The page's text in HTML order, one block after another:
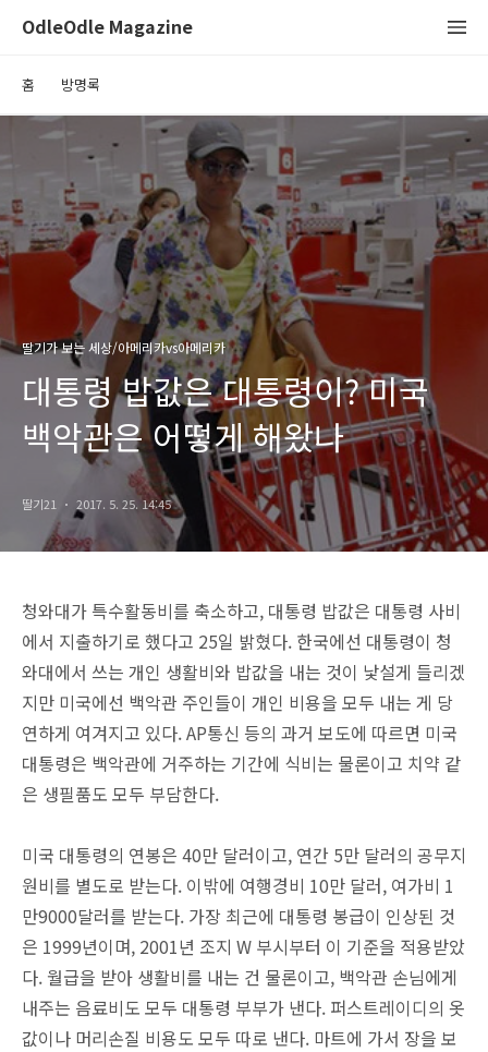
OdleOdle Magazine
홈 방명록
딸기가 보는 세상/아메리카vs아메리카
대통령 밥값은 대통령이? 미국
백악관은 어떻게 해왔나
딸기21 2017. 5. 25. 14:45
청와대가 특수활동비를 축소하고, 대통령 밥값은 대통령 사비
에서 지출하기로 했다고 25일 밝혔다. 한국에선 대통령이 청
와대에서 쓰는 개인 생활비와 밥값을 내는 것이 낯설게 들리겠
지만 미국에선 백악관 주인들이 개인 비용을 모두 내는 게 당
연하게 여겨지고 있다. AP통신 등의 과거 보도에 따르면 미국
대통령은 백악관에 거주하는 기간에 식비는 물론이고 치약 같
은 생필품도 모두 부담한다.
미국 대통령의 연봉은 40만 달러이고, 연간 5만 달러의 공무지
원비를 별도로 받는다. 이밖에 여행경비 10만 달러, 여가비 1
만9000달러를 받는다. 가장 최근에 대통령 봉급이 인상된 것
은 1999년이며, 2001년 조지 W 부시부터 이 기준을 적용받았
다. 월급을 받아 생활비를 내는 건 물론이고, 백악관 손님에게
내주는 음료비도 모두 대통령 부부가 낸다. 퍼스트레이디의 옷
값이나 머리손질 비용도 모두 따로 낸다. 마트에 가서 장을 보